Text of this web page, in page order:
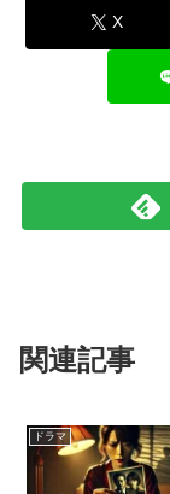
X
関連記事
ドラマ